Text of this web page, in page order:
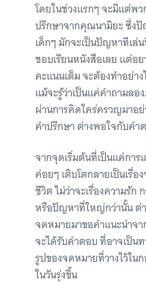
โดยในช่วงแรกๆ จะมีแต่พ
ปรึกษาจากคุณนามิยะ ซึ่ง
เด็กๆ มักจะเป็นปัญหาทีเล่
ชอบเรียนหนังสือเลย แต่อ
คะแนนเต็ม จะต้องทำอย่า
แม้จะรู้ว่าเป็นแค่คำถามล
ผ่านการคิดใคร่ครวญมาอ
คำปรึกษา ต่างพอใจกับคำ
จากจุดเริ่มต้นที่เป็นแค่การ
ค่อยๆ เติบโตกลายเป็นเรื่
ชีวิต ไม่ว่าจะเรื่องความรัก
หรือปัญหาที่ใหญ่กว่านั้น ต่า
จดหมายมาขอคำแนะนำจ
จะได้รับคำตอบ ที่อาจเป็น
รูปของจดหมายที่วางไว้ใน
ในวันรุ่งขึ้น